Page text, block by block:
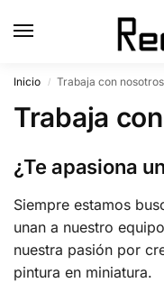
Inicio / Trabaja con nosotros
Trabaja
¿Te apasiona
Siempre estamos
unan a nuestro
nuestra pasión por
pintura en miniatura.